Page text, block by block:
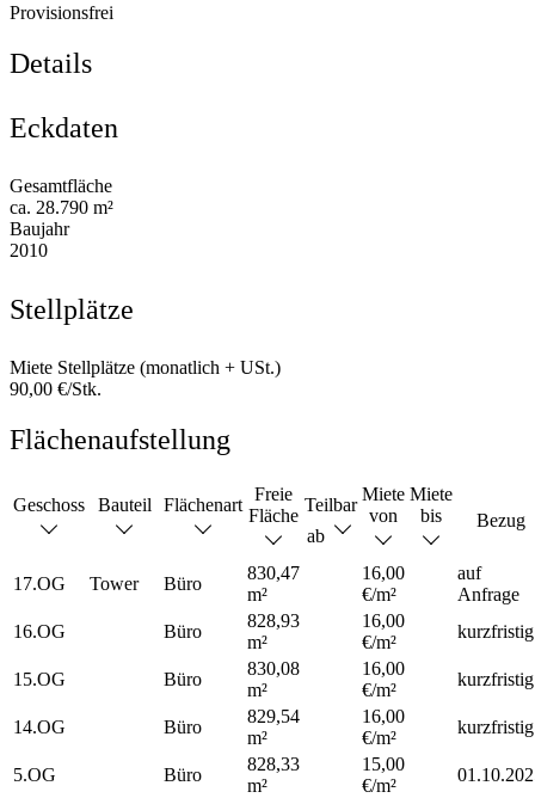
Provisionsfrei
Details
Eckdaten
Gesamtfläche
ca. 28.790 m²
Baujahr
2010
Stellplätze
Miete Stellplätze (monatlich + USt.)
90,00 €/Stk.
Flächenaufstellung
Geschoss Bauteil Flächenart
Freie
Fläche
Teilbar
ab
Miete
von
Miete
bis
Bezug
17.OG Tower Büro
830,47
m²
16,00
€/m²
auf
Anfrage
16.OG
Büro
828,93
m²
16,00
€/m²
kurzfristig
15.OG Büro
830,08
m²
16,00
€/m²
kurzfristig
14.OG Büro
829,54
m²
16,00
€/m²
kurzfristig
5.OG Büro
828,33
m²
15,00
€/m²